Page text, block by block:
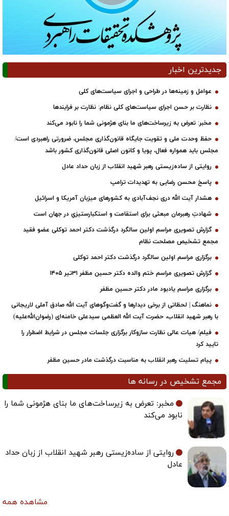
جدیدترین اخبار
عوامل و زمینه‌ها در طراحی و اجرای سیاست‌های کلی
نظارت بر حسن اجرای سیاست‌های کلی نظام: نظارت بر فرایندها
مخبر: تعرض به زیرساخت‌های ما بنای هژمونی شما را نابود می‌کند
حفظ وحدت ملی و تقویت جایگاه قانون‌گذاری مجلس، ضرورتی راهبردی است/
مجلس باید همواره فعال، پویا و کانون اصلی قانون‌گذاری کشور باشد
روایتی از ساده‌زیستی رهبر شهید انقلاب از زبان حداد عادل
پاسخ محسن رضایی به تهدیدات ترامپ
هشدار آیت الله دری نجف‌آبادی به کشورهای میزبان آمریکا و اسرائیل
شهادتِ رهبرمان مبعثی برای استقامت و استکبارستیزیِ در جهان است
گزارش تصویری مراسم اولین سالگرد درگذشت دکتر احمد توکلی عضو فقید
مجمع تشخیص مصلحت نظام
برگزاری مراسم اولین سالگرد درگذشت دکتر احمد توکلی
گزارش تصویری مراسم ختم والده دکتر حسین مظفر ۳۱تیر ۱۴۰۵
برگزاری مراسم یادبود مادر دکتر حسین مظفر
نماهنگ | لحظاتی از برخی دیدارها و گفت‌وگوهای آیت ‌الله صادق آملی لاریجانی
با رهبر شهید انقلاب، حضرت آیت‌ الله العظمی سیدعلی خامنه‌ای (رضوان‌الله‌علیه)
فیلم/ هیات عالی نظارت سازوکار برگزاری جلسات مجلس در شرایط اضطرار را
تایید کرد
پیام تسلیت رهبر انقلاب به مناسبت درگذشت مادر حسین مظفر
مجمع تشخیص در رسانه ها
مخبر: تعرض به زیرساخت‌های ما بنای هژمونی شما را
نابود می‌کند
روایتی از ساده‌زیستی رهبر شهید انقلاب از زبان حداد
عادل
مشاهده همه